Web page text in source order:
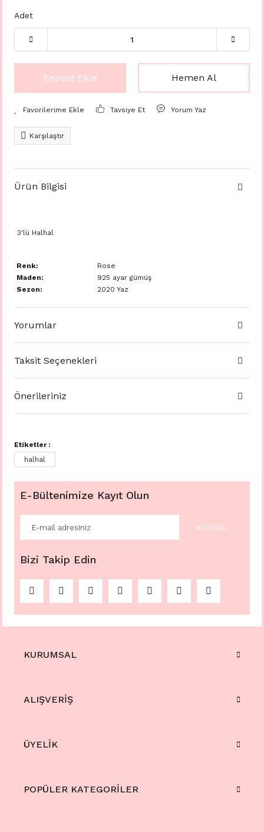
Adet
Sepete Ekle Hemen Al
Tavsiye Et Yorum Yaz
Karşılaştır
Ürün Bilgisi
3'lü Halhal
Renk:
Rose
Maden:
925 ayar gümüş
Sezon:
2020 Yaz
Yorumlar
Taksit Seçenekleri
Önerileriniz
Etiketler :
halhal
E-Bültenimize Kayıt Olun
KAYDOL
Bizi Takip Edin
KURUMSAL
ALIŞVERİŞ
ÜYELİK
POPÜLER KATEGORİLER